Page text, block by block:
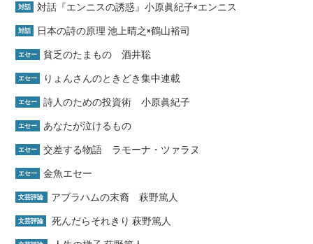
対話 対話『エンニスの誘惑』小原眞紀子×エンニス
対話 日本の詩の原理 池上晴之×鶴山裕司
エセー 貧乏のたまもの 酒井聡
エセー りょんさんのときどき集中連載
エセー 詩人のための投資術 小原眞紀子
エセー あなたが泣けるもの
エセー 交差する物語 ラモーナ・ツァラヌ
エセー 金魚エセー
文芸評論 アブラハムの末裔 萩野篤人
文芸評論 死んだらそれきり 萩野篤人